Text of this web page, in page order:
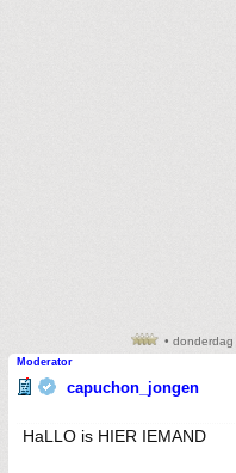
•
Moderator
capuchon_jongen
HaLLO is HIER IEMAND